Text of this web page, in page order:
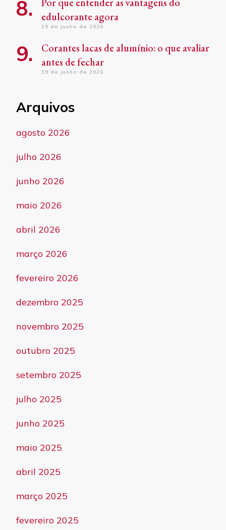
Por que entender as vantagens do
edulcorante agora
19 de junho de 2026
Corantes lacas de alumínio: o que avaliar
antes de fechar
19 de junho de 2026
Arquivos
agosto 2026
julho 2026
junho 2026
maio 2026
abril 2026
março 2026
fevereiro 2026
dezembro 2025
novembro 2025
outubro 2025
setembro 2025
julho 2025
junho 2025
maio 2025
abril 2025
março 2025
fevereiro 2025